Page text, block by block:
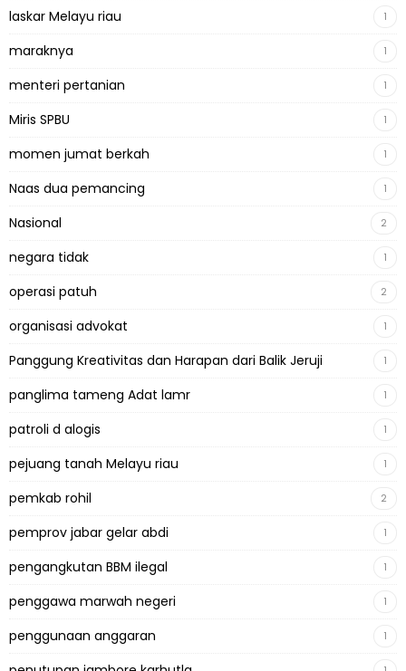
laskar Melayu riau 1
maraknya 1
menteri pertanian 1
Miris SPBU 1
momen jumat berkah 1
Naas dua pemancing 1
Nasional 2
negara tidak 1
operasi patuh 2
organisasi advokat 1
Panggung Kreativitas dan Harapan dari Balik Jeruji 1
panglima tameng Adat lamr 1
patroli d alogis 1
pejuang tanah Melayu riau 1
pemkab rohil 2
pemprov jabar gelar abdi 1
pengangkutan BBM ilegal 1
penggawa marwah negeri 1
penggunaan anggaran 1